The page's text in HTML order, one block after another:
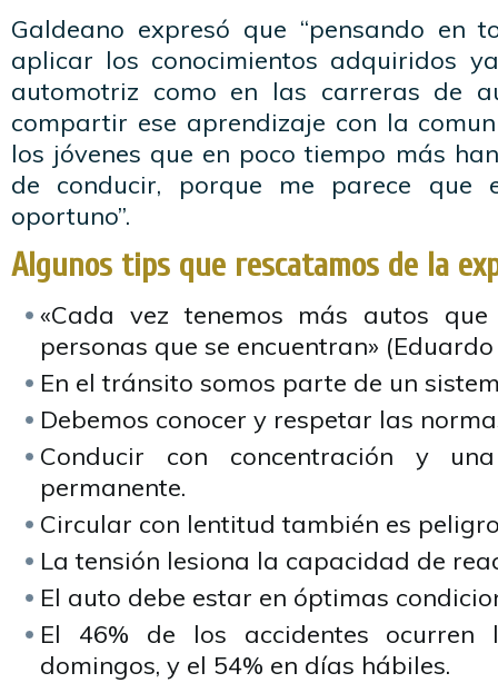
Galdeano expresó que “pensando en
aplicar los conocimientos adquiridos
automotriz como en las carreras de
compartir ese aprendizaje con la
los jóvenes que en poco tiempo más
de conducir, porque me parece que
oportuno”.
Algunos tips que rescatamos de la
«Cada vez tenemos más autos
personas que se encuentran»
En el tránsito somos parte de un
Debemos conocer y respetar las
Conducir con concentración y
permanente.
Circular con lentitud también es
La tensión lesiona la capacidad de
El auto debe estar en óptimas
El 46% de los accidentes
domingos, y el 54% en días hábiles.